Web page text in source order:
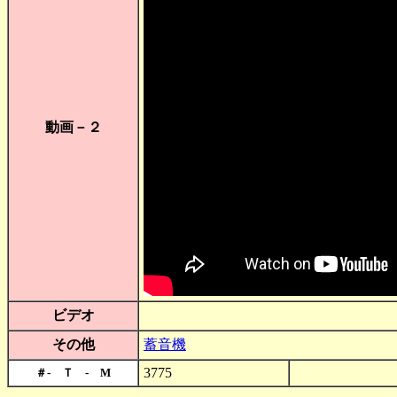
動画－２
ビデオ
その他
蓄音機
＃- Ｔ - M 3775